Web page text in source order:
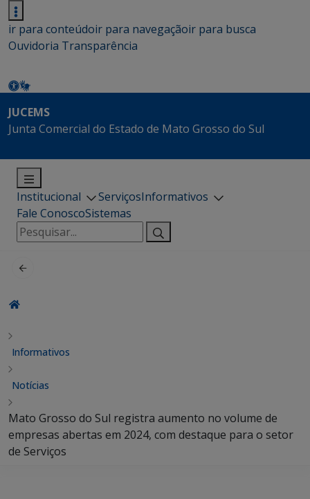
ir para conteúdoir para navegaçãoir para busca
Ouvidoria Transparência
JUCEMS
Junta Comercial do Estado de Mato Grosso do Sul
Institucional ServiçosInformativos
Fale ConoscoSistemas
Pesquisar
por:
Informativos
Notícias
Mato Grosso do Sul registra aumento no volume de
empresas abertas em 2024, com destaque para o setor
de Serviços